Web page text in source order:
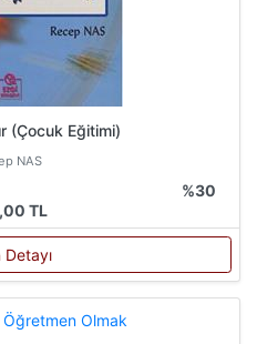
(Çocuk Eğitimi)
NAS
%30
TL
Detayı